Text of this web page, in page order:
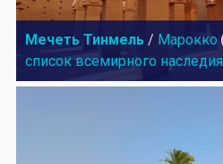
Мечеть Тинмель / Марокко
список всемирного наследия